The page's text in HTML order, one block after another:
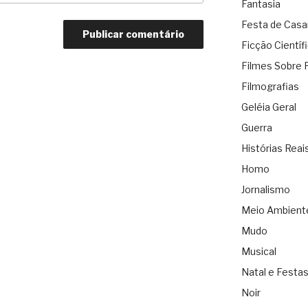
Fantasia
Festa de
Ficção
Filmes Sobre
Filmografias
Geléia Geral
Guerra
Histórias
Homo
Jornalismo
Meio
Mudo
Musical
Natal e Festas
Noir